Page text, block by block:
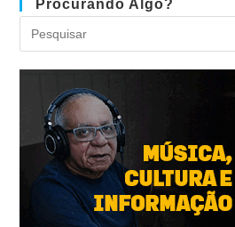
Procurando Algo?